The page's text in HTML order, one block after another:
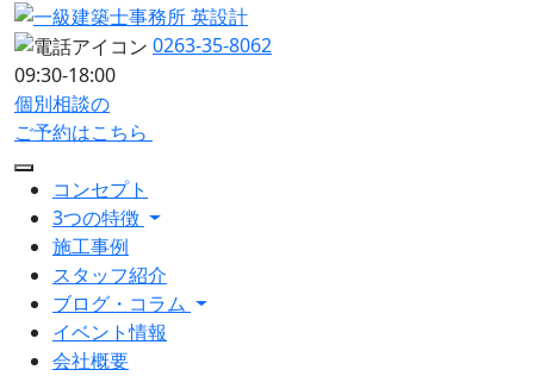
0263-35-8062
09:30-18:00
個別相談の
ご予約はこちら
コンセプト
3つの特徴
施工事例
スタッフ紹介
ブログ・コラム
イベント情報
会社概要